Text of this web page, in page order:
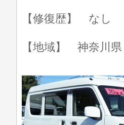
【修復歴】 なし
【地域】 神奈川県